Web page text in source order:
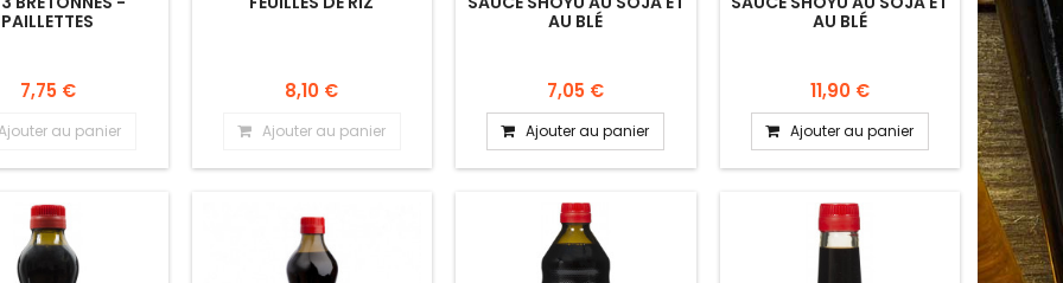
PAILLETTES
7,75 €
au panier
8,10 €
Ajouter au panier
AU BLÉ
7,05 €
Ajouter au panier
AU BLÉ
11,90 €
Ajouter au panier